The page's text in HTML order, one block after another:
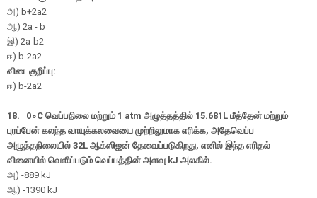
அ) b+2a2
ஆ) 2a - b
இ) 2a-b2
ஈ) b-2a2
விடைகுறிப்பு:
ஈ) b-2a2
18. 0∘C வெப்பநிலை மற்றும் 1 atm அழுத்தத்தில் 15.681L மீத்தேன் மற்றும்
புரப்பேன் கலந்த வாயுக்கலவையை முற்றிலுமாக எரிக்க, அதேவெப்ப
அழுத்தநிலையில் 32L ஆக்ஸிஜன் தேவைப்படுகிறது, எனில் இந்த எரிதல்
வினையில் வெளிப்படும் வெப்பத்தின் அளவு kJ அலகில்.
அ) -889 kJ
ஆ) -1390 kJ